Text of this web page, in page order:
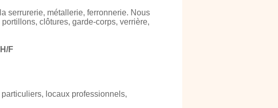
serrurerie, métallerie, ferronnerie. Nous
clôtures, garde-corps, verrière,
F
locaux professionnels,